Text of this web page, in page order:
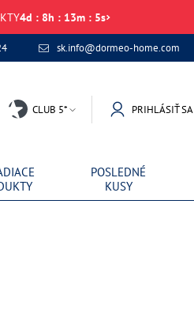
4d : 8h : 13m : 5s
sk.info@dormeo-home.com
CLUB 5* PRIHLÁSIŤ SA
POSLEDNÉ
KUSY